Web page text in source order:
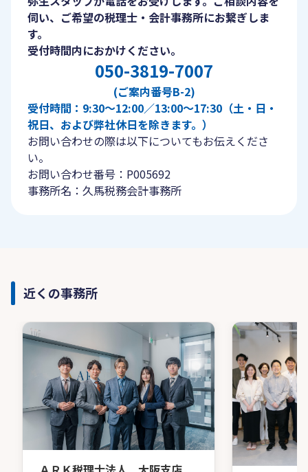
伺い、ご希望の税理士・会計事務所にお繋ぎしま
す。
受付時間内におかけください。
050-3819-7007
(ご案内番号B-2)
受付時間：9:30〜12:00／13:00〜17:30（土・日・
祝日、および弊社休日を除きます。）
お問い合わせの際は以下についてもお伝えくださ
い。
お問い合わせ番号：P005692
事務所名：久馬税務会計事務所
近くの事務所